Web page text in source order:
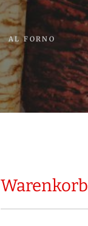
AL FORNO
Warenkorb